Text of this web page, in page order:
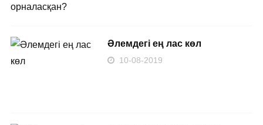
Әлемдегі ең лас көл
10-08-2019